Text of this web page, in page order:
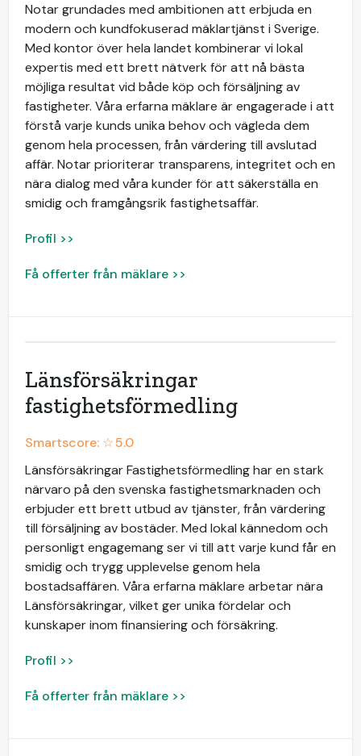
Notar grundades med ambitionen att erbjuda en
modern och kundfokuserad mäklartjänst i Sverige.
Med kontor över hela landet kombinerar vi lokal
expertis med ett brett nätverk för att nå bästa
möjliga resultat vid både köp och försäljning av
fastigheter. Våra erfarna mäklare är engagerade i att
förstå varje kunds unika behov och vägleda dem
genom hela processen, från värdering till avslutad
affär. Notar prioriterar transparens, integritet och en
nära dialog med våra kunder för att säkerställa en
smidig och framgångsrik fastighetsaffär.
Profil >>
Få offerter från mäklare >>
Länsförsäkringar
fastighetsförmedling
Smartscore: ☆5.0
Länsförsäkringar Fastighetsförmedling har en stark
närvaro på den svenska fastighetsmarknaden och
erbjuder ett brett utbud av tjänster, från värdering
till försäljning av bostäder. Med lokal kännedom och
personligt engagemang ser vi till att varje kund får en
smidig och trygg upplevelse genom hela
bostadsaffären. Våra erfarna mäklare arbetar nära
Länsförsäkringar, vilket ger unika fördelar och
kunskaper inom finansiering och försäkring.
Profil >>
Få offerter från mäklare >>